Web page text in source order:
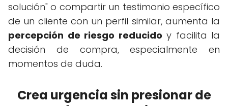
solución" o compartir un testimonio específico
de un cliente con un perfil similar, aumenta la
percepción de riesgo reducido y facilita la
decisión de compra, especialmente en
momentos de duda.
Crea urgencia sin presionar de